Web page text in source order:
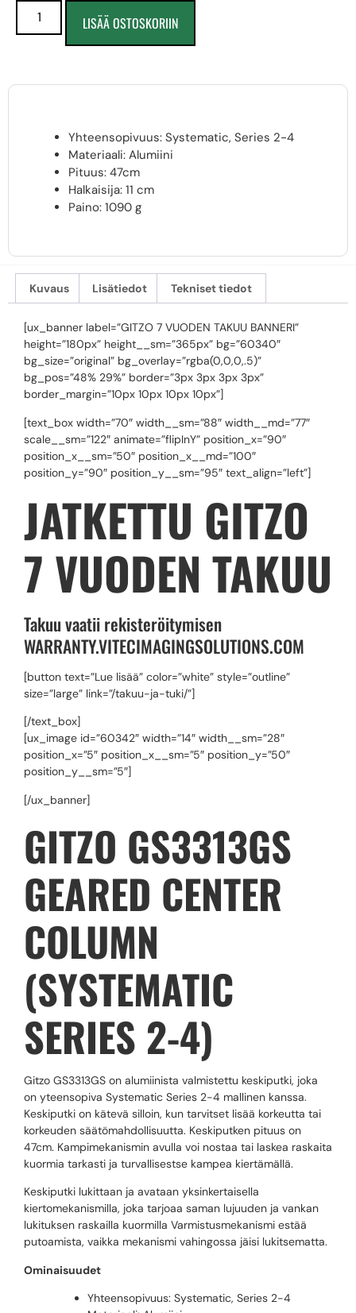
LISÄÄ OSTOSKORIIN
Yhteensopivuus: Systematic, Series 2-4
Materiaali: Alumiini
Pituus: 47cm
Halkaisija: 11 cm
Paino: 1090 g
Kuvaus Lisätiedot Tekniset tiedot
[ux_banner label=”GITZO 7 VUODEN TAKUU BANNERI”
height=”180px” height__sm=”365px” bg=”60340″
bg_size=”original” bg_overlay=”rgba(0,0,0,.5)”
bg_pos=”48% 29%” border=”3px 3px 3px 3px”
border_margin=”10px 10px 10px 10px”]
[text_box width=”70″ width__sm=”88″ width__md=”77″
scale__sm=”122″ animate=”flipInY” position_x=”90″
position_x__sm=”50″ position_x__md=”100″
position_y=”90″ position_y__sm=”95″ text_align=”left”]
JATKETTU GITZO
7 VUODEN TAKUU
Takuu vaatii rekisteröitymisen
WARRANTY.VITECIMAGINGSOLUTIONS.COM
[button text=”Lue lisää” color=”white” style=”outline”
size=”large” link=”/takuu-ja-tuki/”]
[/text_box]
[ux_image id=”60342″ width=”14″ width__sm=”28″
position_x=”5″ position_x__sm=”5″ position_y=”50″
position_y__sm=”5″]
[/ux_banner]
GITZO GS3313GS
GEARED CENTER
COLUMN
(SYSTEMATIC
SERIES 2-4)
Gitzo GS3313GS on alumiinista valmistettu keskiputki, joka
on yteensopiva Systematic Series 2-4 mallinen kanssa.
Keskiputki on kätevä silloin, kun tarvitset lisää korkeutta tai
korkeuden säätömahdollisuutta. Keskiputken pituus on
47cm. Kampimekanismin avulla voi nostaa tai laskea raskaita
kuormia tarkasti ja turvallisestse kampea kiertämällä.
Keskiputki lukittaan ja avataan yksinkertaisella
kiertomekanismilla, joka tarjoaa saman lujuuden ja vankan
lukituksen raskailla kuormilla Varmistusmekanismi estää
putoamista, vaikka mekanismi vahingossa jäisi lukitsematta.
Ominaisuudet
Yhteensopivuus: Systematic, Series 2-4